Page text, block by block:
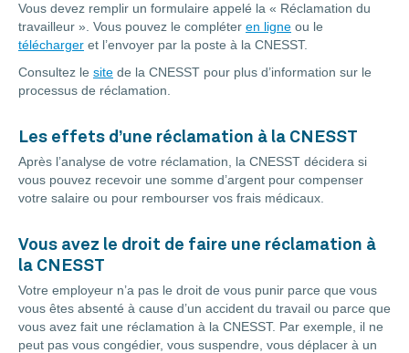
Vous devez remplir un formulaire appelé la « Réclamation du
travailleur ». Vous pouvez le compléter en ligne ou le
télécharger et l’envoyer par la poste à la CNESST.
Consultez le site de la CNESST pour plus d’information sur le
processus de réclamation.
Les effets d’une réclamation à la CNESST
Après l’analyse de votre réclamation, la CNESST décidera si
vous pouvez recevoir une somme d’argent pour compenser
votre salaire ou pour rembourser vos frais médicaux.
Vous avez le droit de faire une réclamation à
la CNESST
Votre employeur n’a pas le droit de vous punir parce que vous
vous êtes absenté à cause d’un accident du travail ou parce que
vous avez fait une réclamation à la CNESST. Par exemple, il ne
peut pas vous congédier, vous suspendre, vous déplacer à un